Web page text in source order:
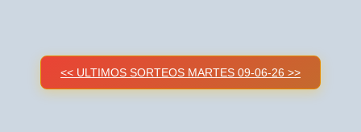
<< ULTIMOS SORTEOS MARTES 09-06-26 >>